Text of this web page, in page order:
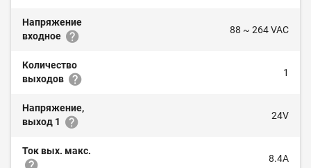
Напряжение
входное
88 ~ 264 VAC
Количество
выходов
1
Напряжение,
выход 1
24V
Ток вых. макс.
8.4A